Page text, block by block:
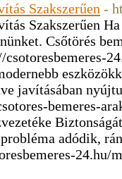
Szakszerűen -
Szakszerűen
Csőtörés
javításában
bemeres-
adódik,
24.hu/